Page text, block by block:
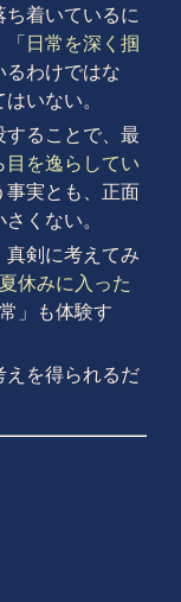
着いているに
日常を深く掴
るわけではな
いない。
することで、最
目を逸らしてい
事実とも、正面
くない。
真剣に考えてみ
休みに入った
」も体験す
えを得られるだ